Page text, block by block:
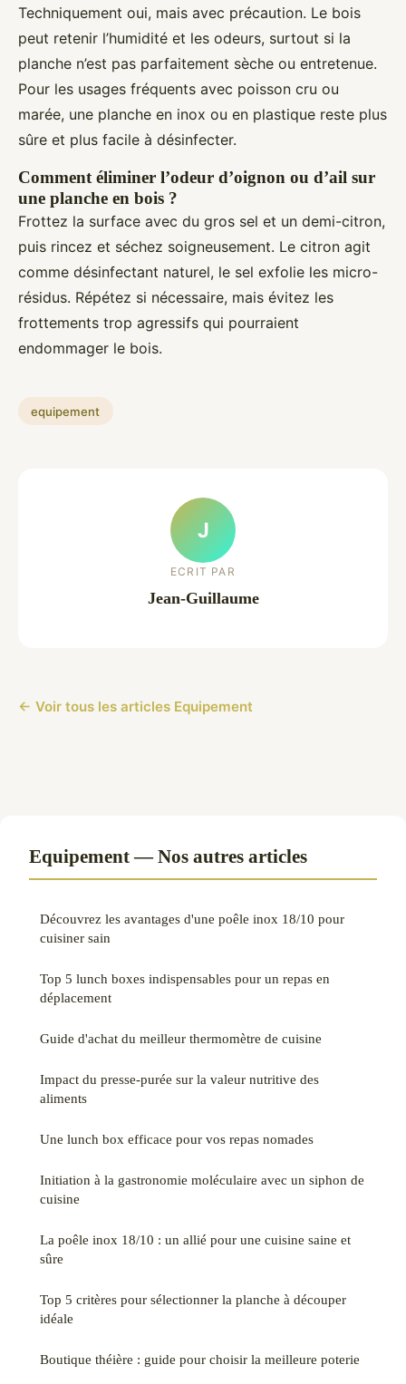
Techniquement oui, mais avec précaution. Le bois
peut retenir l’humidité et les odeurs, surtout si la
planche n’est pas parfaitement sèche ou entretenue.
Pour les usages fréquents avec poisson cru ou
marée, une planche en inox ou en plastique reste plus
sûre et plus facile à désinfecter.
Comment éliminer l’odeur d’oignon ou d’ail sur
une planche en bois ?
Frottez la surface avec du gros sel et un demi-citron,
puis rincez et séchez soigneusement. Le citron agit
comme désinfectant naturel, le sel exfolie les micro-
résidus. Répétez si nécessaire, mais évitez les
frottements trop agressifs qui pourraient
endommager le bois.
equipement
J
ECRIT PAR
Jean-Guillaume
← Voir tous les articles Equipement
Equipement — Nos autres articles
Découvrez les avantages d'une poêle inox 18/10 pour
cuisiner sain
Top 5 lunch boxes indispensables pour un repas en
déplacement
Guide d'achat du meilleur thermomètre de cuisine
Impact du presse-purée sur la valeur nutritive des
aliments
Une lunch box efficace pour vos repas nomades
Initiation à la gastronomie moléculaire avec un siphon de
cuisine
La poêle inox 18/10 : un allié pour une cuisine saine et
sûre
Top 5 critères pour sélectionner la planche à découper
idéale
Boutique théière : guide pour choisir la meilleure poterie